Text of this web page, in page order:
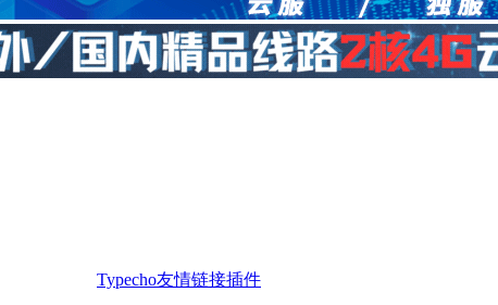
Typecho友情链接插件